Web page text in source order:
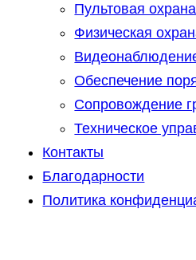
Пультовая охрана
Физическая
Обеспечение
Сопровождение
Техническое
Контакты
Благодарности
Политика